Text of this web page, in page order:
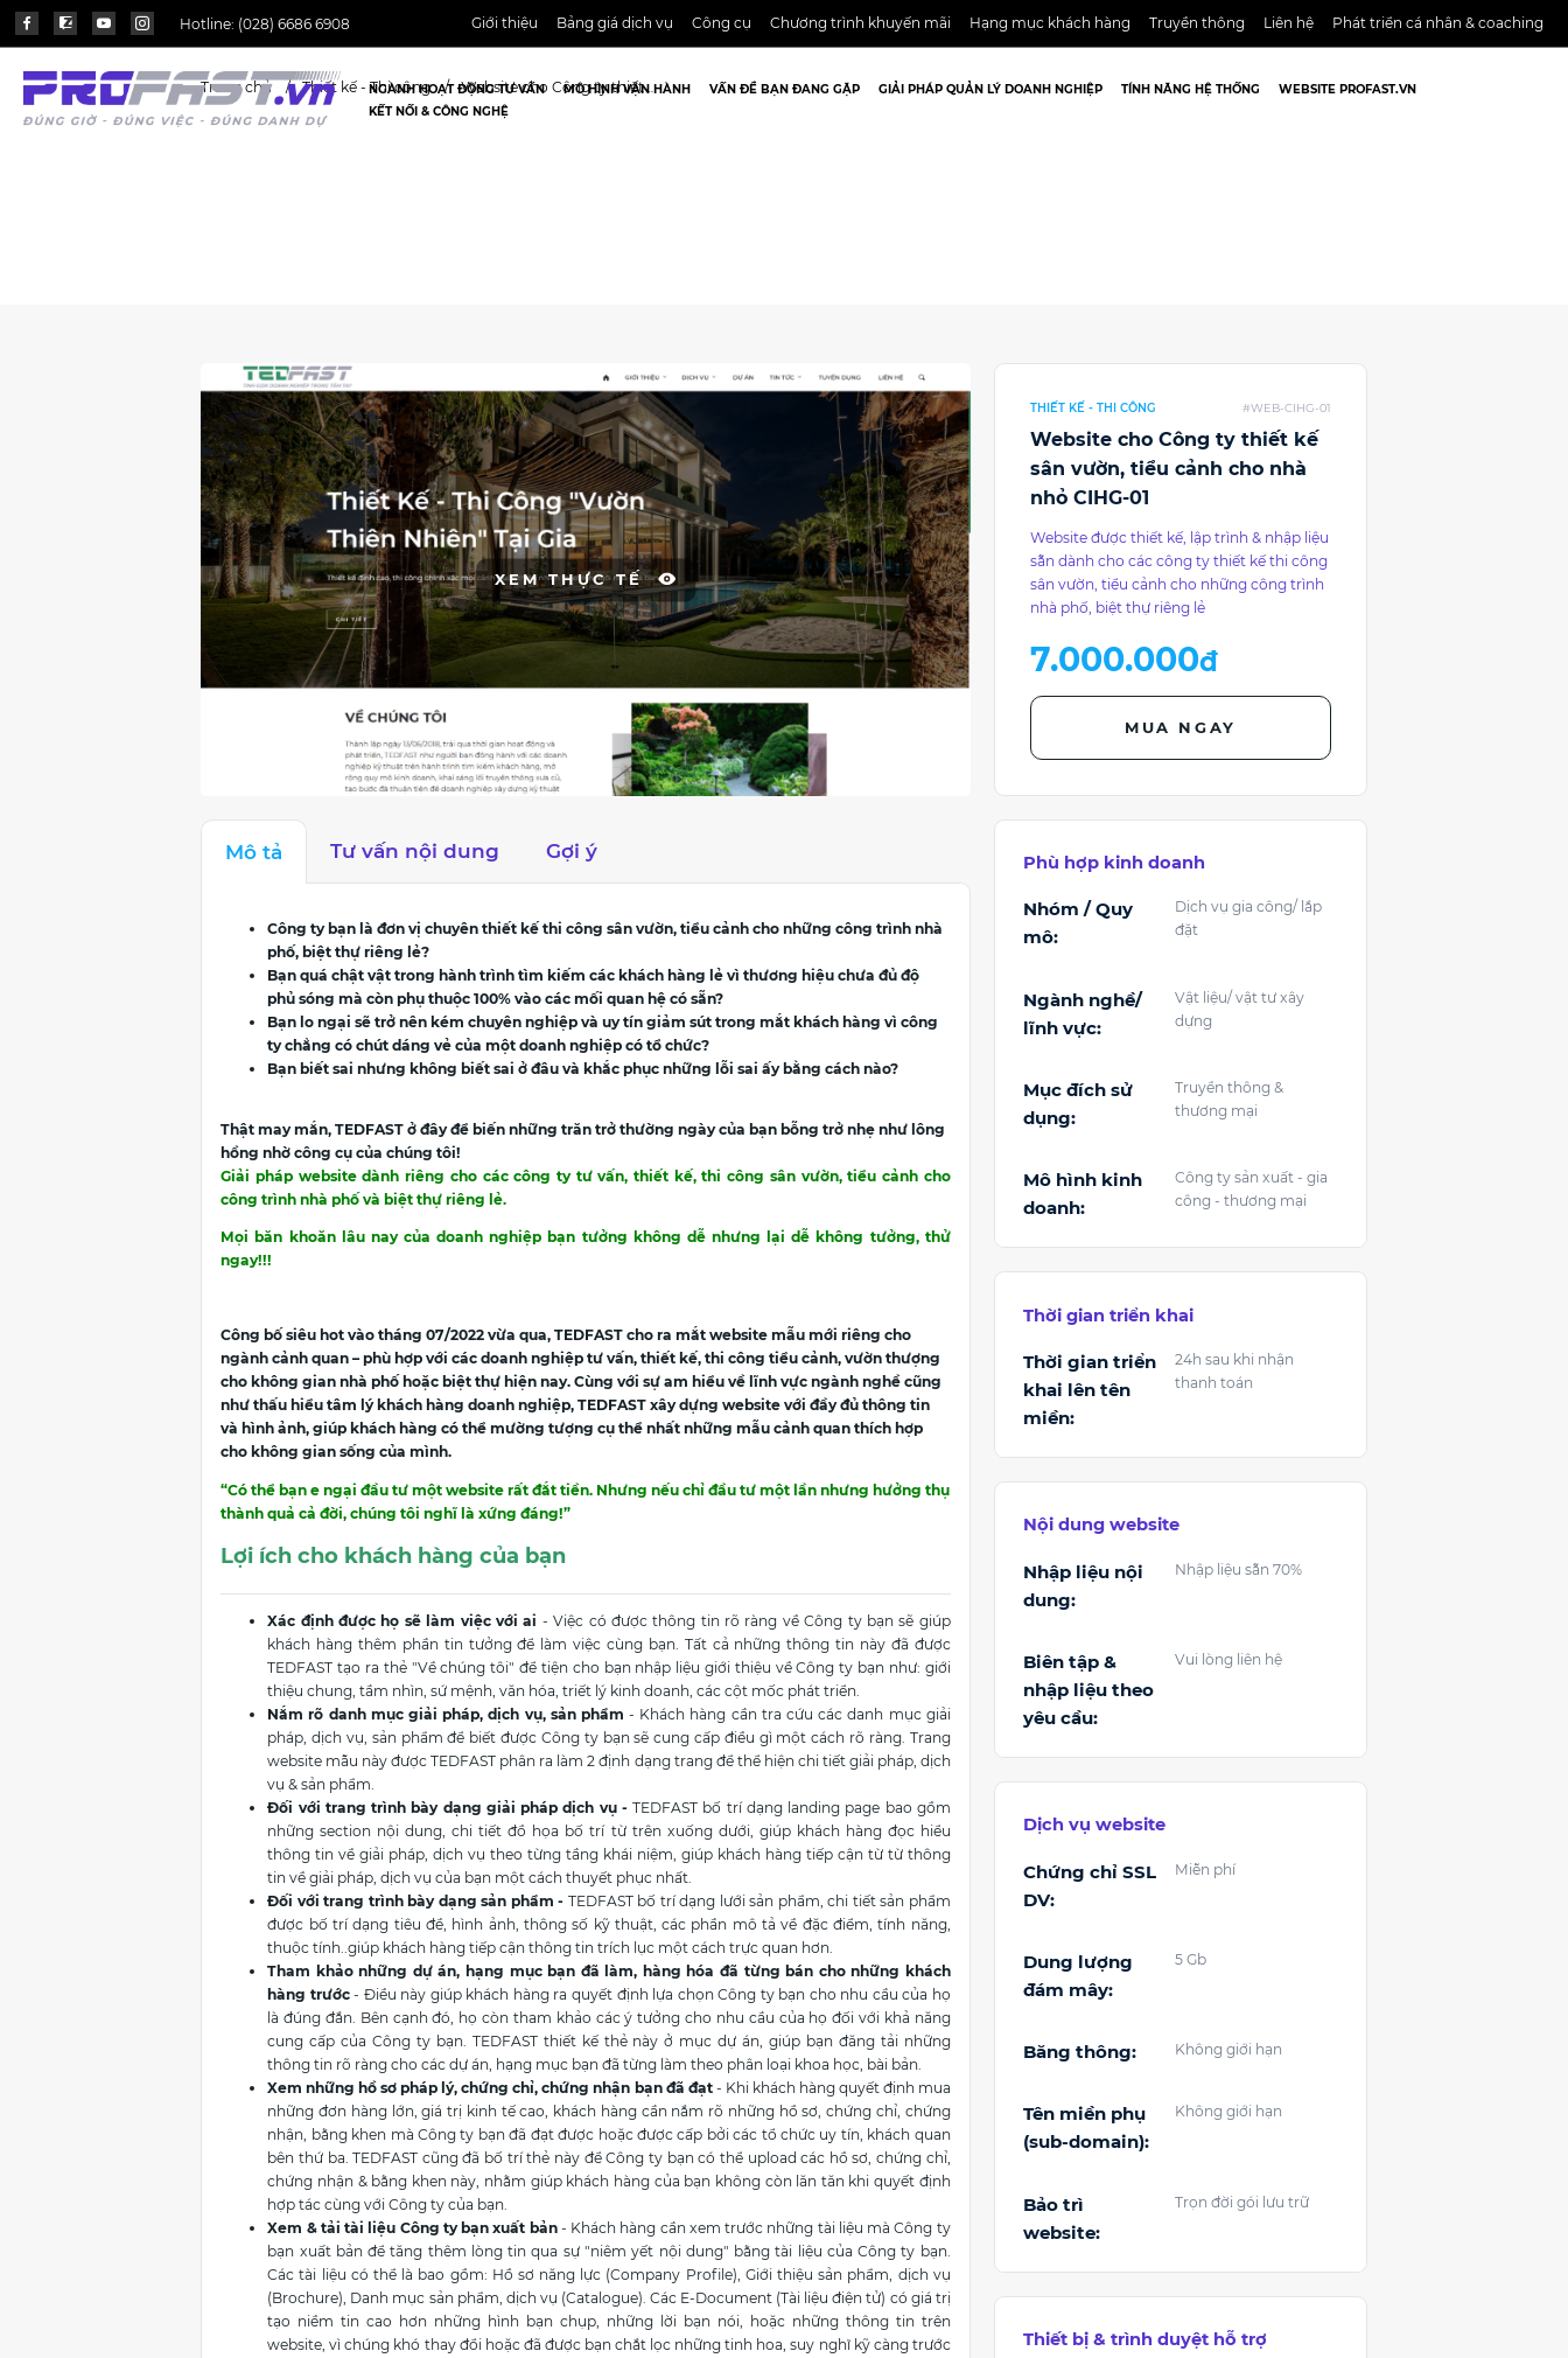
Hotline: (028) 6686 6908 Giới thiệu Bảng giá dịch vụ Công cụ Chương trình khuyến mãi Hạng mục khách hàng Truyền thông Liên hệ Phát triển cá nhân & coaching
NGÀNH HOẠT ĐỘNG TƯ VẤN MÔ HÌNH VẬN HÀNH VẤN ĐỀ BẠN ĐANG GẶP GIẢI PHÁP QUẢN LÝ DOANH NGHIỆP TÍNH NĂNG HỆ THỐNG
WEBSITE PROFAST.VN
KẾT NỐI & CÔNG NGHỆ
Trang chủ Thiết kế - Thi công Website cho Công ty thiết kế sân vườn, tiểu cảnh cho nhà nhỏ CIHG-01
XEM THỰC TẾ
Mô tả Tư vấn nội dung Gợi ý
Công ty bạn là đơn vị chuyên thiết kế thi công sân vườn, tiểu cảnh cho những công trình nhà
phố, biệt thự riêng lẻ?
Bạn quá chật vật trong hành trình tìm kiếm các khách hàng lẻ vì thương hiệu chưa đủ độ
phủ sóng mà còn phụ thuộc 100% vào các mối quan hệ có sẵn?
Bạn lo ngại sẽ trở nên kém chuyên nghiệp và uy tín giảm sút trong mắt khách hàng vì công
ty chẳng có chút dáng vẻ của một doanh nghiệp có tổ chức?
Bạn biết sai nhưng không biết sai ở đâu và khắc phục những lỗi sai ấy bằng cách nào?
Thật may mắn, TEDFAST ở đây để biến những trăn trở thường ngày của bạn bỗng trở nhẹ như lông
hồng nhờ công cụ của chúng tôi!
Giải pháp website dành riêng cho các công ty tư vấn, thiết kế, thi công sân vườn, tiểu cảnh cho
công trình nhà phố và biệt thự riêng lẻ.
Mọi băn khoăn lâu nay của doanh nghiệp bạn tưởng không dễ nhưng lại dễ không tưởng, thử
ngay!!!
Công bố siêu hot vào tháng 07/2022 vừa qua, TEDFAST cho ra mắt website mẫu mới riêng cho
ngành cảnh quan – phù hợp với các doanh nghiệp tư vấn, thiết kế, thi công tiểu cảnh, vườn thượng
cho không gian nhà phố hoặc biệt thự hiện nay. Cùng với sự am hiểu về lĩnh vực ngành nghề cũng
như thấu hiểu tâm lý khách hàng doanh nghiệp, TEDFAST xây dựng website với đầy đủ thông tin
và hình ảnh, giúp khách hàng có thể mường tượng cụ thể nhất những mẫu cảnh quan thích hợp
cho không gian sống của mình.
“Có thể bạn e ngại đầu tư một website rất đắt tiền. Nhưng nếu chỉ đầu tư một lần nhưng hưởng thụ
thành quả cả đời, chúng tôi nghĩ là xứng đáng!”
Lợi ích cho khách hàng của bạn
Xác định được họ sẽ làm việc với ai - Việc có được thông tin rõ ràng về Công ty bạn sẽ giúp
khách hàng thêm phần tin tưởng để làm việc cùng bạn. Tất cả những thông tin này đã được
TEDFAST tạo ra thẻ "Về chúng tôi" để tiện cho bạn nhập liệu giới thiệu về Công ty bạn như: giới
thiệu chung, tầm nhìn, sứ mệnh, văn hóa, triết lý kinh doanh, các cột mốc phát triển.
Nắm rõ danh mục giải pháp, dịch vụ, sản phẩm - Khách hàng cần tra cứu các danh mục giải
pháp, dịch vụ, sản phẩm để biết được Công ty bạn sẽ cung cấp điều gì một cách rõ ràng. Trang
website mẫu này được TEDFAST phân ra làm 2 định dạng trang để thể hiện chi tiết giải pháp, dịch
vụ & sản phẩm.
Đối với trang trình bày dạng giải pháp dịch vụ - TEDFAST bố trí dạng landing page bao gồm
những section nội dung, chi tiết đồ họa bố trí từ trên xuống dưới, giúp khách hàng đọc hiểu
thông tin về giải pháp, dịch vụ theo từng tầng khái niệm, giúp khách hàng tiếp cận từ từ thông
tin về giải pháp, dịch vụ của bạn một cách thuyết phục nhất.
Đối với trang trình bày dạng sản phẩm - TEDFAST bố trí dạng lưới sản phẩm, chi tiết sản phẩm
được bố trí dạng tiêu đề, hình ảnh, thông số kỹ thuật, các phần mô tả về đặc điểm, tính năng,
thuộc tính..giúp khách hàng tiếp cận thông tin trích lục một cách trực quan hơn.
Tham khảo những dự án, hạng mục bạn đã làm, hàng hóa đã từng bán cho những khách
hàng trước- Điều này giúp khách hàng ra quyết định lựa chọn Công ty bạn cho nhu cầu của họ
là đúng đắn. Bên cạnh đó, họ còn tham khảo các ý tưởng cho nhu cầu của họ đối với khả năng
cung cấp của Công ty bạn. TEDFAST thiết kế thẻ này ở mục dự án, giúp bạn đăng tải những
thông tin rõ ràng cho các dự án, hạng mục bạn đã từng làm theo phân loại khoa học, bài bản.
Xem những hồ sơ pháp lý, chứng chỉ, chứng nhận bạn đã đạt- Khi khách hàng quyết định mua
những đơn hàng lớn, giá trị kinh tế cao, khách hàng cần nắm rõ những hồ sơ, chứng chỉ, chứng
nhận, bằng khen mà Công ty bạn đã đạt được hoặc được cấp bởi các tổ chức uy tín, khách quan
bên thứ ba. TEDFAST cũng đã bố trí thẻ này để Công ty bạn có thể upload các hồ sơ, chứng chỉ,
chứng nhận & bằng khen này, nhằm giúp khách hàng của bạn không còn lăn tăn khi quyết định
hợp tác cùng với Công ty của bạn.
Xem & tải tài liệu Công ty bạn xuất bản- Khách hàng cần xem trước những tài liệu mà Công ty
bạn xuất bản để tăng thêm lòng tin qua sự "niêm yết nội dung" bằng tài liệu của Công ty bạn.
Các tài liệu có thể là bao gồm: Hồ sơ năng lực (Company Profile), Giới thiệu sản phẩm, dịch vụ
(Brochure), Danh mục sản phẩm, dịch vụ (Catalogue). Các E-Document (Tài liệu điện tử) có giá trị
tạo niềm tin cao hơn những hình bạn chụp, những lời bạn nói, hoặc những thông tin trên
website, vì chúng khó thay đổi hoặc đã được bạn chắt lọc những tinh hoa, suy nghĩ kỹ càng trước
THIẾT KẾ - THI CÔNG #WEB-CIHG-01
Website cho Công ty thiết kế
sân vườn, tiểu cảnh cho nhà
nhỏ CIHG-01
Website được thiết kế, lập trình & nhập liệu
sẵn dành cho các công ty thiết kế thi công
sân vườn, tiểu cảnh cho những công trình
nhà phố, biệt thự riêng lẻ
7.000.000đ
MUA NGAY
Phù hợp kinh doanh
Nhóm / Quy
mô:
Dịch vụ gia công/ lắp
đặt
Ngành nghề/
lĩnh vực:
Vật liệu/ vật tư xây
dựng
Mục đích sử
dụng:
Truyền thông &
thương mại
Mô hình kinh
doanh:
Công ty sản xuất - gia
công - thương mại
Thời gian triển khai
Thời gian triển
khai lên tên
miền:
24h sau khi nhận
thanh toán
Nội dung website
Nhập liệu nội
dung:
Nhập liệu sẵn 70%
Biên tập &
nhập liệu theo
yêu cầu:
Vui lòng liên hệ
Dịch vụ website
Chứng chỉ SSL
DV:
Miễn phí
Dung lượng
đám mây:
5 Gb
Băng thông: Không giới hạn
Tên miền phụ
(sub-domain):
Không giới hạn
Bảo trì
website:
Trọn đời gói lưu trữ
Thiết bị & trình duyệt hỗ trợ